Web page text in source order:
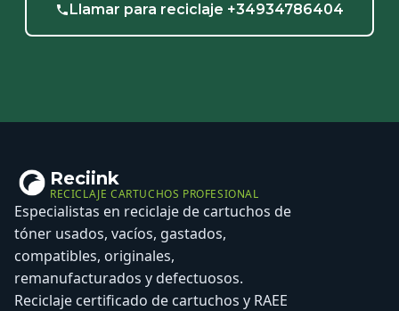
Llamar para reciclaje +34934786404
Reciink
RECICLAJE CARTUCHOS PROFESIONAL
Especialistas en reciclaje de cartuchos de
tóner usados, vacíos, gastados,
compatibles, originales,
remanufacturados y defectuosos.
Reciclaje certificado de cartuchos y RAEE